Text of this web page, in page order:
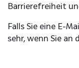
Barrierefreiheit
Falls Sie eine E-
sehr, wenn Sie an